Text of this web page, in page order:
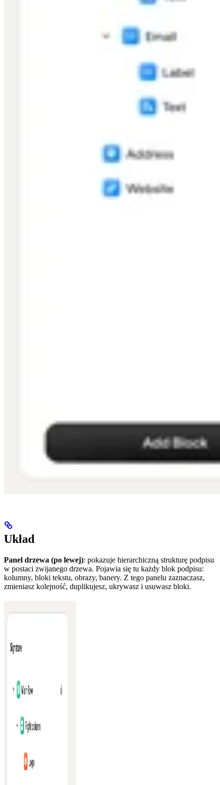
Układ
Panel drzewa (po lewej): pokazuje hierarchiczną strukturę podpisu
w postaci zwijanego drzewa. Pojawia się tu każdy blok podpisu:
kolumny, bloki tekstu, obrazy, banery. Z tego panelu zaznaczasz,
zmieniasz kolejność, duplikujesz, ukrywasz i usuwasz bloki.